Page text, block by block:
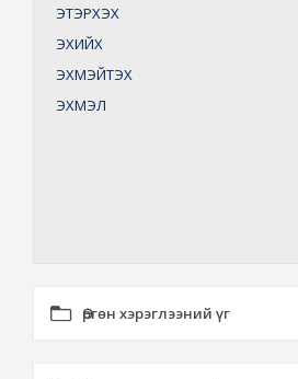
ЭТЭРХЭХ
ЭХИЙХ
ЭХМЭЙТЭХ
ЭХМЭЛ
Өргөн хэрэглээний үг